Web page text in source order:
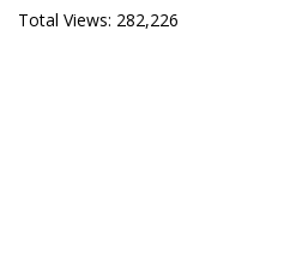
Total Views: 282,226